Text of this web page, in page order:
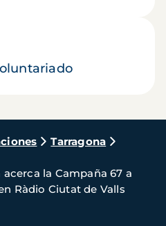
Tarragona
la Campaña 67 a
Ràdio Ciutat de Valls